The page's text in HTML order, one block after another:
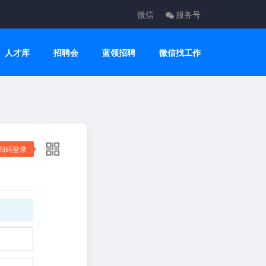
微信 服务号
人才库 招聘会 蓝领招聘 微信找工作
码登录